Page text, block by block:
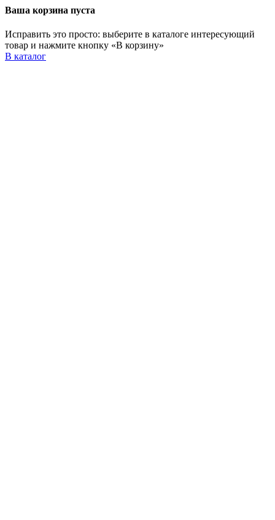
Ваша корзина пуста
Исправить это просто: выберите в каталоге интересующий
товар и нажмите кнопку «В корзину»
В каталог